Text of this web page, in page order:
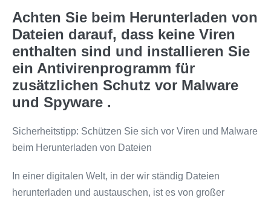
Achten Sie beim Herunterladen von
Dateien darauf, dass keine Viren
enthalten sind und installieren Sie
ein Antivirenprogramm für
zusätzlichen Schutz vor Malware
und Spyware .
Sicherheitstipp: Schützen Sie sich vor Viren und Malware
beim Herunterladen von Dateien
In einer digitalen Welt, in der wir ständig Dateien
herunterladen und austauschen, ist es von großer